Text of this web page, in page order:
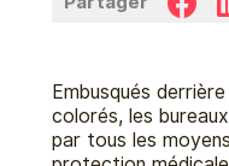
Embusqués
colorés, les
par tous les